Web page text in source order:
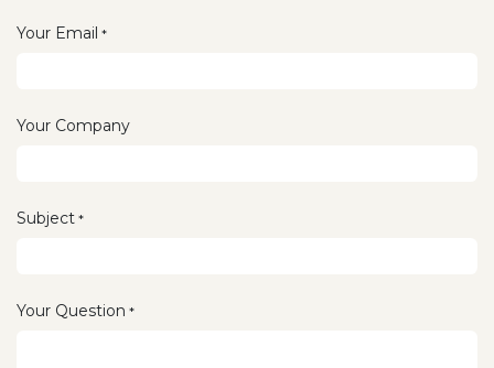
Your Email *
Your Company
Subject *
Your Question *